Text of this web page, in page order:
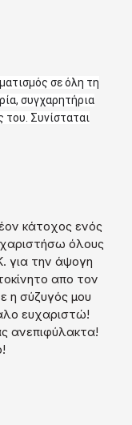
σε όλη τη
συγχαρητήρια
του. Συνίσταται
κάτοχος ενός
όλους
για την άψογη
απο τον
η σύζυγός μου
ευχαριστώ!
ανεπιφύλακτα!